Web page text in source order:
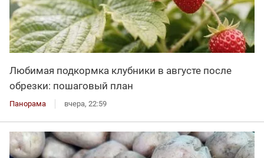
Любимая подкормка клубники в августе после
обрезки: пошаговый план
Панорама вчера, 22:59